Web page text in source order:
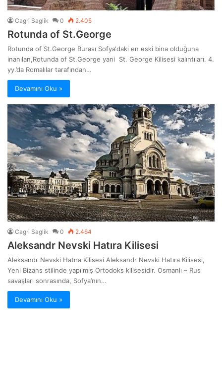
Cagri Saglik 0 2.405
Rotunda of St.George
Rotunda of St.George Burası Sofya‘daki en eski bina olduğuna
inanılan,Rotunda of St.George yani St. George Kilisesi kalıntıları. 4.
yy.’da Romalılar tarafından…
Devamını Oku »
Cagri Saglik 0 2.464
Aleksandr Nevski Hatıra Kilisesi
Aleksandr Nevski Hatıra Kilisesi Aleksandr Nevski Hatıra Kilisesi,
Yeni Bizans stilinde yapılmış Ortodoks kilisesidir. Osmanlı – Rus
savaşları sonrasında, Sofya’nın…
Devamını Oku »